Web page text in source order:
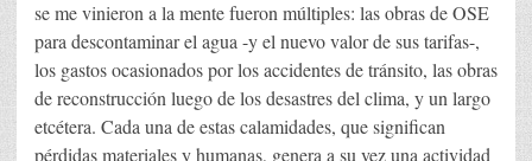
se me vinieron a la mente fueron múltiples: las obras de OSE
para descontaminar el agua -y el nuevo valor de sus tarifas-,
los gastos ocasionados por los accidentes de tránsito, las obras
de reconstrucción luego de los desastres del clima, y un largo
etcétera. Cada una de estas calamidades, que significan
pérdidas materiales y humanas, genera a su vez una actividad